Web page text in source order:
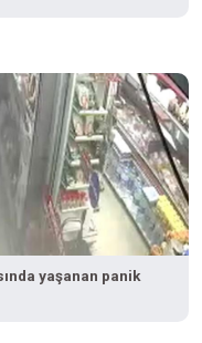
yaşanan panik